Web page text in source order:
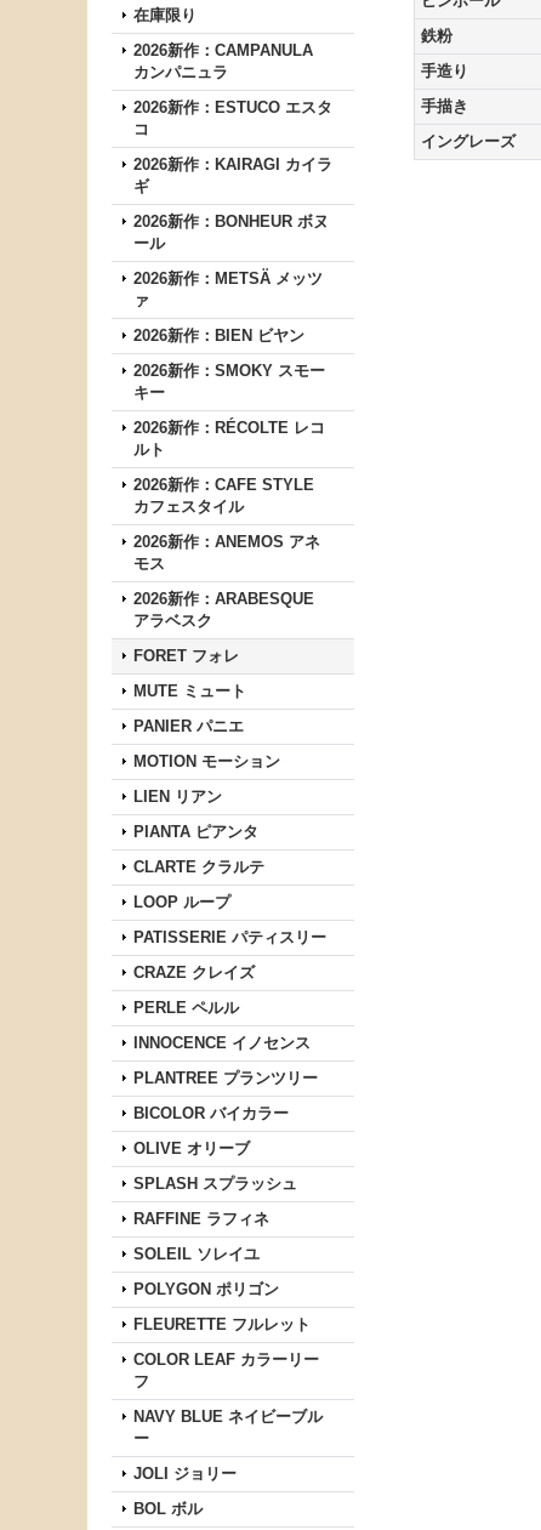
在庫限り
2026新作：CAMPANULA
カンパニュラ
2026新作：ESTUCO エスタ
コ
2026新作：KAIRAGI カイラ
ギ
2026新作：BONHEUR ボヌ
ール
2026新作：METSÄ メッツ
ァ
2026新作：BIEN ビヤン
2026新作：SMOKY スモー
キー
2026新作：RÉCOLTE レコ
ルト
2026新作：CAFE STYLE
カフェスタイル
2026新作：ANEMOS アネ
モス
2026新作：ARABESQUE
アラベスク
FORET フォレ
MUTE ミュート
PANIER パニエ
MOTION モーション
LIEN リアン
PIANTA ピアンタ
CLARTE クラルテ
LOOP ループ
PATISSERIE パティスリー
CRAZE クレイズ
PERLE ペルル
INNOCENCE イノセンス
PLANTREE プランツリー
BICOLOR バイカラー
OLIVE オリーブ
SPLASH スプラッシュ
RAFFINE ラフィネ
SOLEIL ソレイユ
POLYGON ポリゴン
FLEURETTE フルレット
COLOR LEAF カラーリー
フ
NAVY BLUE ネイビーブル
ー
JOLI ジョリー
BOL ボル
鉄粉
手造り
手描き
イングレーズ